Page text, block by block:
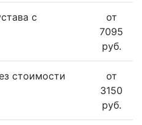
с
от
7095
руб.
стоимости
от
3150
руб.